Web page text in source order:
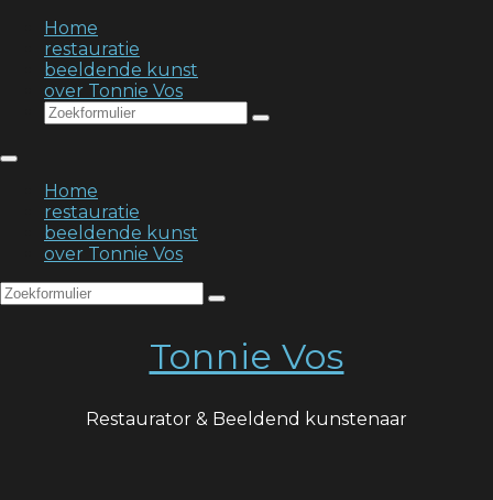
Home
restauratie
beeldende kunst
over Tonnie Vos
Search
Home
restauratie
beeldende kunst
over Tonnie Vos
Search
Tonnie Vos
Restaurator & Beeldend kunstenaar